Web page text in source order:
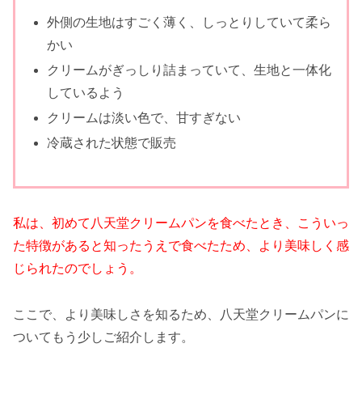
外側の生地はすごく薄く、しっとりしていて柔ら
かい
クリームがぎっしり詰まっていて、生地と一体化
しているよう
クリームは淡い色で、甘すぎない
冷蔵された状態で販売
私は、初めて八天堂クリームパンを食べたとき、こういっ
た特徴があると知ったうえで食べたため、より美味しく感
じられたのでしょう。
ここで、より美味しさを知るため、八天堂クリームパンに
ついてもう少しご紹介します。